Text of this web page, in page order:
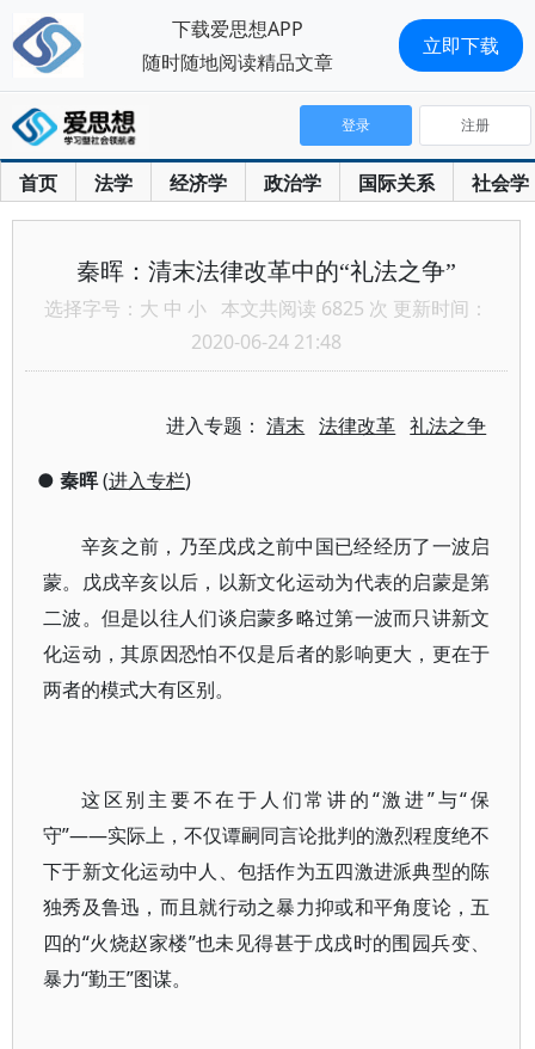
首页 法学 经济学 政治学 国际关系 社会学
登录 注册
秦晖：清末法律改革中的“礼法之争”
选择字号： 大 中 小 本文共阅读 6825 次 更新时间：
2020-06-24 21:48
进入专题：清末 法律改革 礼法之争
● 秦晖(进入专栏)
辛亥之前，乃至戊戌之前中国已经经历了一波启
蒙。戊戌辛亥以后，以新文化运动为代表的启蒙是第
二波。但是以往人们谈启蒙多略过第一波而只讲新文
化运动，其原因恐怕不仅是后者的影响更大，更在于
两者的模式大有区别。
这区别主要不在于人们常讲的“激进”与“保
守”——实际上，不仅谭嗣同言论批判的激烈程度绝不
下于新文化运动中人、包括作为五四激进派典型的陈
独秀及鲁迅，而且就行动之暴力抑或和平角度论，五
四的“火烧赵家楼”也未见得甚于戊戌时的围园兵变、
暴力“勤王”图谋。
下载爱思想APP
随时随地阅读精品文章
立即下载